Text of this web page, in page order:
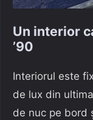
Un interior
’90
Interiorul este
de lux din
de nuc pe bord